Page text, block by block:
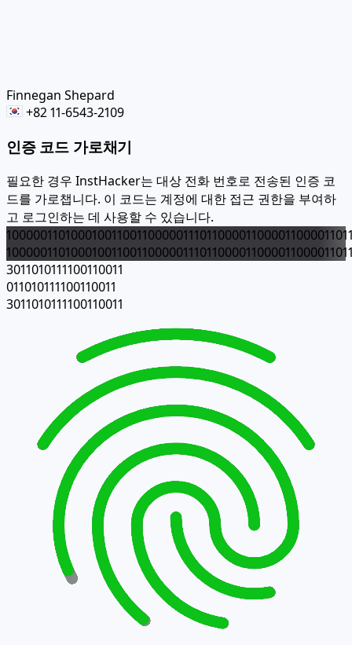
Finnegan Shepard
+82 11-6543-2109
인증 코드 가로채기
필요한 경우 InstHacker는 대상 전화 번호로 전송된 인증 코
드를 가로챕니다. 이 코드는 계정에 대한 접근 권한을 부여하
고 로그인하는 데 사용할 수 있습니다.
3011010111100110011
011010111100110011
3011010111100110011